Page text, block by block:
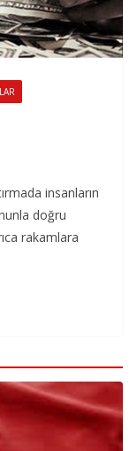
insanların
doğru
rakamlara